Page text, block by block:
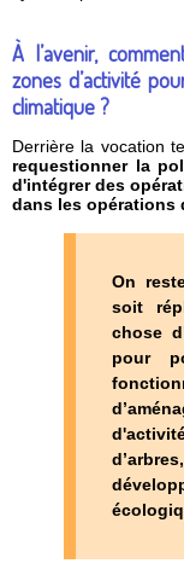
À l’avenir,
zones d’activité
climatique ?
Derrière la vocation
requestionner la
d'intégrer des
dans les opérations
On
soit
chose
pour